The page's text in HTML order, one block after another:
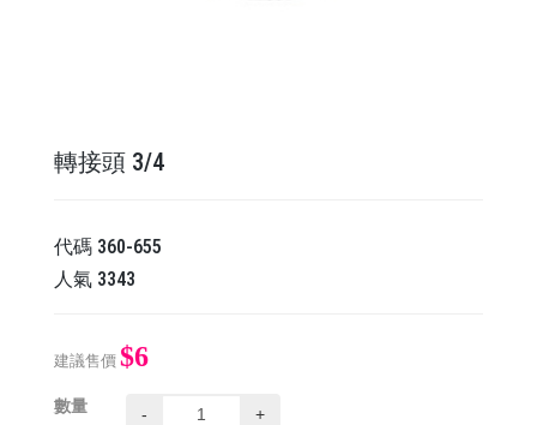
轉接頭 3/4
代碼 360-655
人氣 3343
建議售價 $6
數量 - +